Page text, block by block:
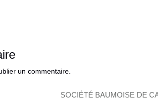
un commentaire.
SOCIÉTÉ BAUMOISE DE